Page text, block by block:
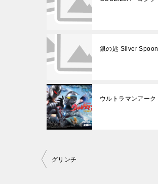
銀の匙 Silver Spoon
ウルトラマンアー
投
グリンチ